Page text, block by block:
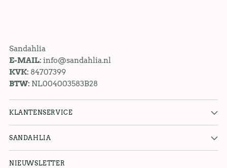
Sandahlia
E-MAIL: info@sandahlia.nl
KVK: 84707399
BTW: NL004003583B28
KLANTENSERVICE
SANDAHLIA
NIEUWSLETTER